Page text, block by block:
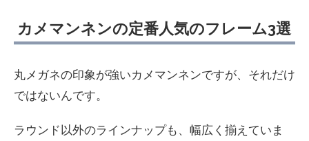
カメマンネンの定番人気のフレーム3選
丸メガネの印象が強いカメマンネンですが、それだけ
ではないんです。
ラウンド以外のラインナップも、幅広く揃えていま